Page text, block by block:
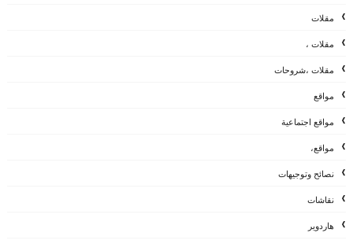
مقلات
مقلات ،
مقلات ،شروحات
مواقع
مواقع اجتماعية
مواقع،
نصائح وتوجيهات
نقاشات
هاردوير